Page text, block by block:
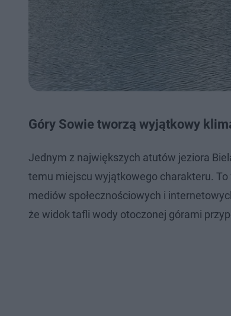
Góry Sowie tworzą wyjątkowy
Jednym z największych atutów jeziora
temu miejscu wyjątkowego charakteru.
mediów społecznościowych i
że widok tafli wody otoczonej górami